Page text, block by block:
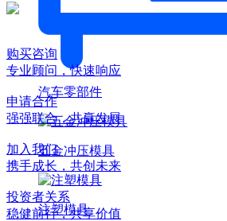
汽车零部件
五金冲压模具
注塑模具
购买咨询
专业顾问，快速响应
申请合作
强强联合，共赢发展
加入我们
携手成长，共创未来
投资者关系
稳健前行，共享价值